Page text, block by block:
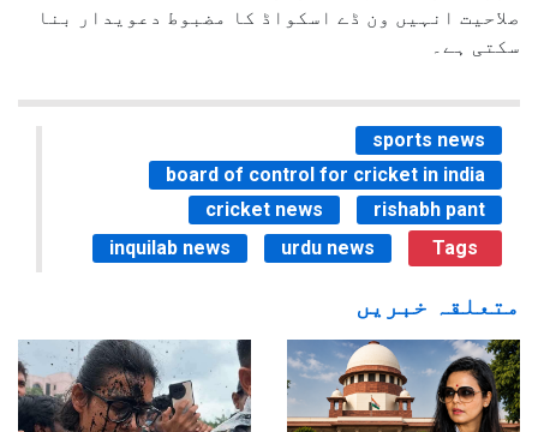
صلاحیت انہیں ون ڈے اسکواڈ کا مضبوط دعویدار بنا
سکتی ہے۔
sports news
board of control for cricket in india
cricket news
rishabh pant
inquilab news
urdu news Tags
متعلقہ خبریں